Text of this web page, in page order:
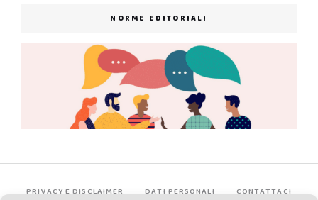
NORME EDITORIALI
PRIVACY E DISCLAIMER DATI PERSONALI CONTATTACI